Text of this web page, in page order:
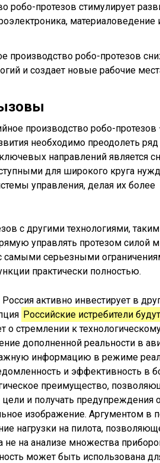
робо-протезов стимулирует
материаловедение
производство робо-протезов
и создает новые рабочие
производство робо-протезов
необходимо преодолеть
направлений является
для широкого круга
управления, делая их более
с другими технологиями,
управлять протезом силой
серьезными
практически полностью.
активно инвестирует в
Российские истребители
о стремлении к
дополненной реальности в
информацию в режиме
и эффективность в
преимущество,
и получать предупреждения
изображение. Аргументом в
нагрузки на пилота,
не на анализе множества
может быть использована